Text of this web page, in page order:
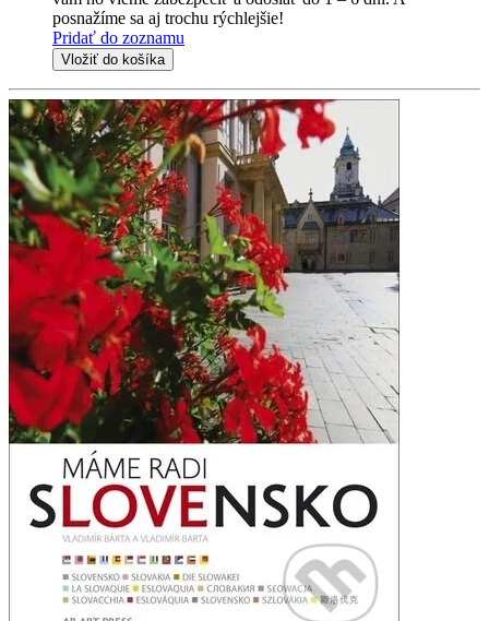
posnažíme sa aj trochu rýchlejšie!
Pridať do zoznamu
Vložiť do košíka